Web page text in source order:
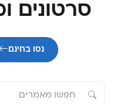
סרטונים
נסו בחינם